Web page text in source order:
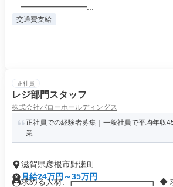
━━━━━━━━...
交通費支給
正社員
レジ部門スタッフ
株式会社バローホールディングス
正社員での経験者募集｜一般社員で平均年収
業
滋賀県彦根市野瀬町
月給24万円～35万円
求める人材: ┏━━━━━━━━━┓ ◆